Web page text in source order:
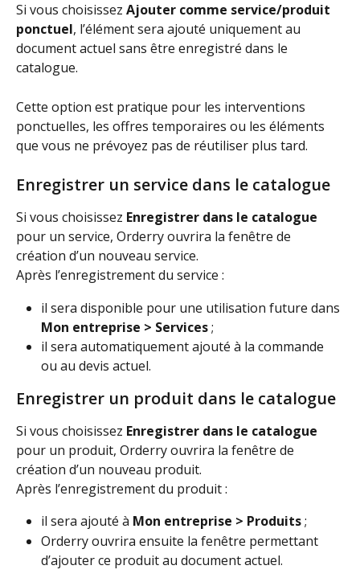
Si vous choisissez Ajouter comme service/produit
ponctuel, l’élément sera ajouté uniquement au
document actuel sans être enregistré dans le
catalogue.
Cette option est pratique pour les interventions
ponctuelles, les offres temporaires ou les éléments
que vous ne prévoyez pas de réutiliser plus tard.
Enregistrer un service dans le catalogue
Si vous choisissez Enregistrer dans le catalogue
pour un service, Orderry ouvrira la fenêtre de
création d’un nouveau service.
Après l’enregistrement du service :
il sera disponible pour une utilisation future dans
Mon entreprise > Services ;
il sera automatiquement ajouté à la commande
ou au devis actuel.
Enregistrer un produit dans le catalogue
Si vous choisissez Enregistrer dans le catalogue
pour un produit, Orderry ouvrira la fenêtre de
création d’un nouveau produit.
Après l’enregistrement du produit :
il sera ajouté à Mon entreprise > Produits ;
Orderry ouvrira ensuite la fenêtre permettant
d’ajouter ce produit au document actuel.